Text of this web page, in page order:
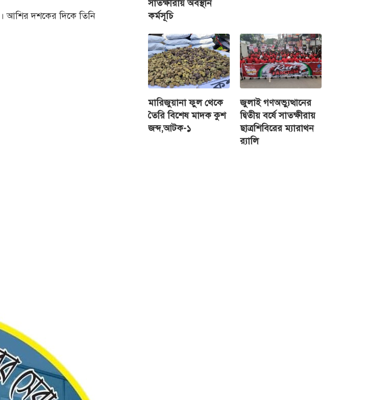
আশির দশকের দিকে তিনি
সাতক্ষীরায় অবস্থান
কর্মসূচি
মারিজুয়ানা ফুল থেকে
তৈরি বিশেষ মাদক কুশ
জব্দ,আটক-১
জুলাই গণঅভ্যুত্থানের
দ্বিতীয় বর্ষে সাতক্ষীরায়
ছাত্রশিবিরের ম্যারাথন
র‌্যালি